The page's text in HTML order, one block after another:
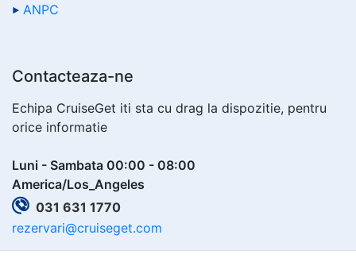
ANPC
Contacteaza-ne
Echipa CruiseGet iti sta cu drag la dispozitie, pentru
orice informatie
Luni - Sambata 00:00 - 08:00
America/Los_Angeles
031 631 1770
rezervari@cruiseget.com